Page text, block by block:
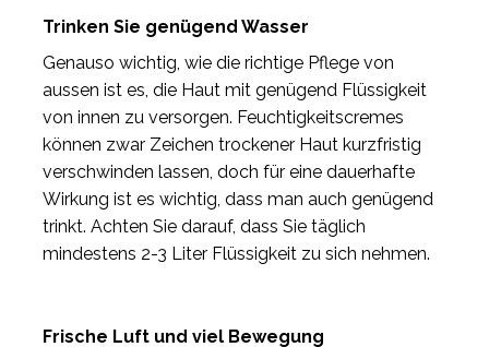
Trinken Sie genügend Wasser
Genauso wichtig, wie die richtige Pflege von
aussen ist es, die Haut mit genügend Flüssigkeit
von innen zu versorgen. Feuchtigkeitscremes
können zwar Zeichen trockener Haut kurzfristig
verschwinden lassen, doch für eine dauerhafte
Wirkung ist es wichtig, dass man auch genügend
trinkt. Achten Sie darauf, dass Sie täglich
mindestens 2-3 Liter Flüssigkeit zu sich nehmen.
Frische Luft und viel Bewegung